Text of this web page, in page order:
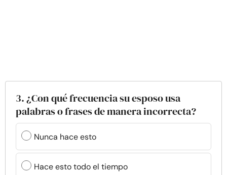
3. ¿Con qué frecuencia su esposo usa
palabras o frases de manera incorrecta?
Nunca hace esto
Hace esto todo el tiempo